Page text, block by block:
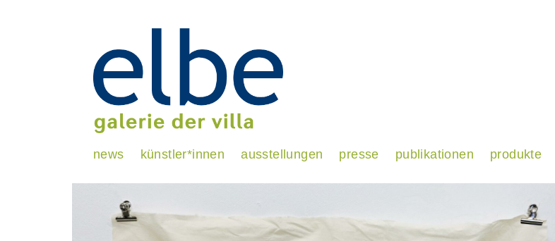
news künstler*innen ausstellungen presse publikationen produkte